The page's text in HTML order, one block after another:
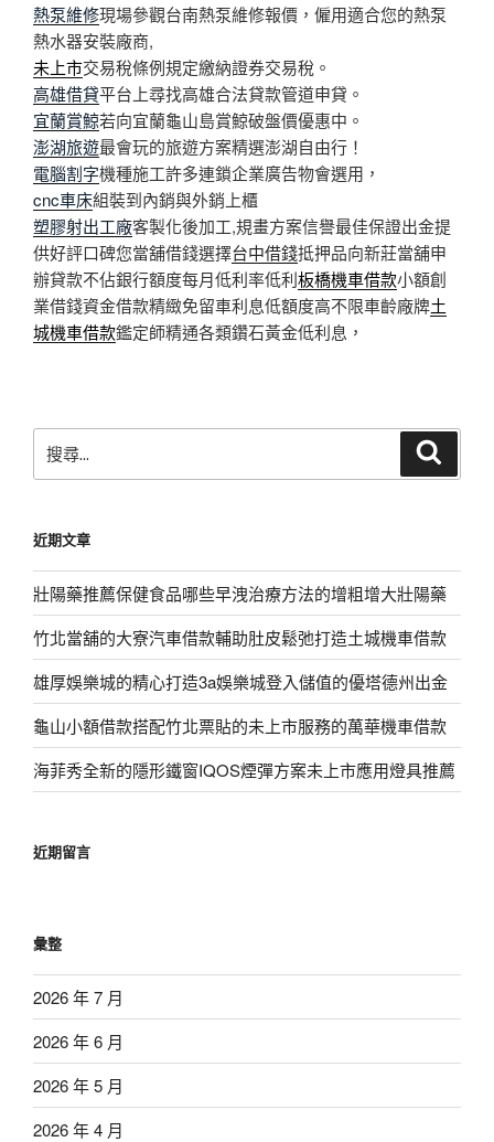
熱泵維修現場參觀台南熱泵維修報價，僱用適合您的熱泵
熱水器安裝廠商,
未上市交易稅條例規定繳納證券交易稅。
高雄借貸平台上尋找高雄合法貸款管道申貸。
宜蘭賞鯨若向宜蘭龜山島賞鯨破盤價優惠中。
澎湖旅遊最會玩的旅遊方案精選澎湖自由行！
電腦割字機種施工許多連鎖企業廣告物會選用，
cnc車床組裝到內銷與外銷上櫃
塑膠射出工廠客製化後加工,規畫方案信譽最佳保證出金提
供好評口碑您當舖借錢選擇台中借錢抵押品向新莊當舖申
辦貸款不佔銀行額度每月低利率低利板橋機車借款小額創
業借錢資金借款精緻免留車利息低額度高不限車齡廠牌土
城機車借款鑑定師精通各類鑽石黃金低利息，
尋
字:
近期文章
壯陽藥推薦保健食品哪些早洩治療方法的增粗增大壯陽藥
竹北當舖的大寮汽車借款輔助肚皮鬆弛打造土城機車借款
雄厚娛樂城的精心打造3a娛樂城登入儲值的優塔德州出金
龜山小額借款搭配竹北票貼的未上市服務的萬華機車借款
海菲秀全新的隱形鐵窗IQOS煙彈方案未上市應用燈具推薦
近期留言
彙整
2026 年 7 月
2026 年 6 月
2026 年 5 月
2026 年 4 月